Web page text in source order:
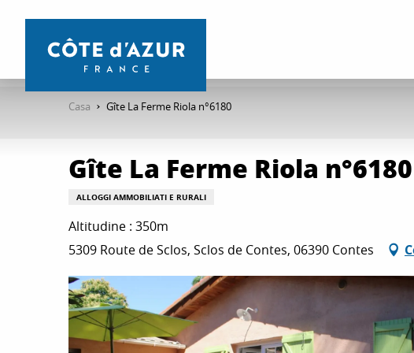
contenu
Casa Gîte La Ferme Riola n°6180
Gîte La Ferme Riola n°6180
ALLOGGI AMMOBILIATI E RURALI
Altitudine : 350m
5309 Route de Sclos, Sclos de Contes, 06390 Contes